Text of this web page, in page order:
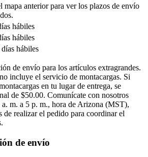
mapa anterior para ver los plazos de envío
hábiles
hábiles
hábiles
de envío para los artículos extragrandes.
incluye el servicio de montacargas. Si
en tu lugar de entrega, se
de $50.00. Comunícate con nosotros
a. m. a 5 p. m., hora de Arizona (MST),
de realizar el pedido para coordinar el
de envío